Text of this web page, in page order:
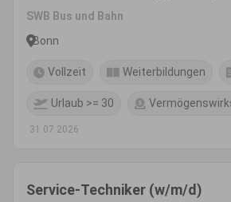
SWB Bus und Bahn
Bonn
Vollzeit Weiterbildungen
Urlaub >= 30
31.07.2026
Service-Techniker (w/m/d)